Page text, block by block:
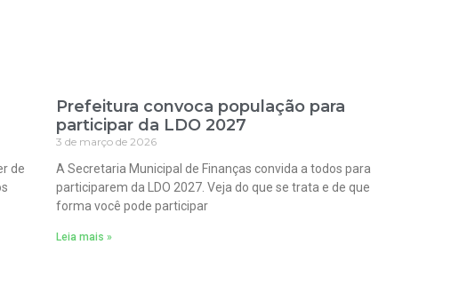
de
Prefeitura convoca população para
participar da LDO 2027
3 de março de 2026
A Secretaria Municipal de Finanças convida a todos para
participarem da LDO 2027. Veja do que se trata e de que
forma você pode participar
Leia mais »